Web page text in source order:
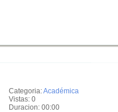
Categoria:Académica
Vistas: 0
Duracion: 00:00